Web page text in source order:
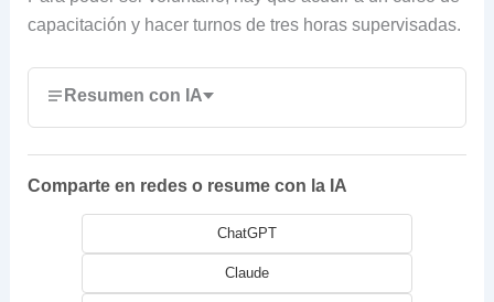
capacitación y hacer turnos de tres horas supervisadas.
Resumen con IA
Comparte en redes o resume con la IA
ChatGPT
Claude